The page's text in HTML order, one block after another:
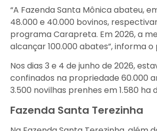
“A Fazenda Santa Mônica abateu,
48.000 e 40.000 bovinos,
programa Carapreta. Em 2026, a
alcançar 100.000 abates”, informa o
Nos dias 3 e 4 de junho de 2026,
confinados na propriedade 60.000
3.500 novilhas prenhes em 1.580 ha
Fazenda Santa Terezinha